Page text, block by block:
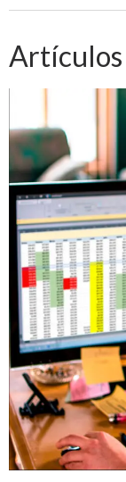
Artículos